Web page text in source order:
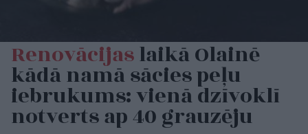
Renovācijaslaikā Olainē
kādā namā sācies peļu
iebrukums: vienā dzīvoklī
notverts ap 40 grauzēju